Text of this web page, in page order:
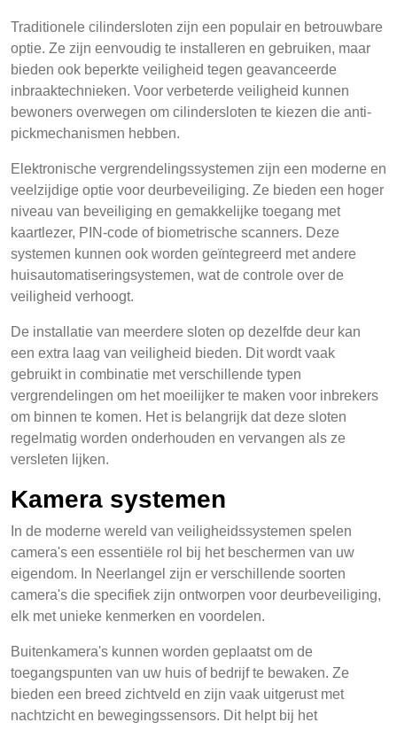
Traditionele cilindersloten zijn een populair en betrouwbare
optie. Ze zijn eenvoudig te installeren en gebruiken, maar
bieden ook beperkte veiligheid tegen geavanceerde
inbraaktechnieken. Voor verbeterde veiligheid kunnen
bewoners overwegen om cilindersloten te kiezen die anti-
pickmechanismen hebben.
Elektronische vergrendelingssystemen zijn een moderne en
veelzijdige optie voor deurbeveiliging. Ze bieden een hoger
niveau van beveiliging en gemakkelijke toegang met
kaartlezer, PIN-code of biometrische scanners. Deze
systemen kunnen ook worden geïntegreerd met andere
huisautomatiseringsystemen, wat de controle over de
veiligheid verhoogt.
De installatie van meerdere sloten op dezelfde deur kan
een extra laag van veiligheid bieden. Dit wordt vaak
gebruikt in combinatie met verschillende typen
vergrendelingen om het moeilijker te maken voor inbrekers
om binnen te komen. Het is belangrijk dat deze sloten
regelmatig worden onderhouden en vervangen als ze
versleten lijken.
Kamera systemen
In de moderne wereld van veiligheidssystemen spelen
camera's een essentiële rol bij het beschermen van uw
eigendom. In Neerlangel zijn er verschillende soorten
camera's die specifiek zijn ontworpen voor deurbeveiliging,
elk met unieke kenmerken en voordelen.
Buitenkamera's kunnen worden geplaatst om de
toegangspunten van uw huis of bedrijf te bewaken. Ze
bieden een breed zichtveld en zijn vaak uitgerust met
nachtzicht en bewegingssensors. Dit helpt bij het